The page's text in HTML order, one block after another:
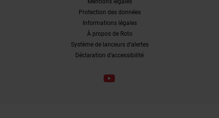
Protection des données
Informations légales
À propos de Roto
Système de lanceurs d’alertes
Déclaration d’accessibilité